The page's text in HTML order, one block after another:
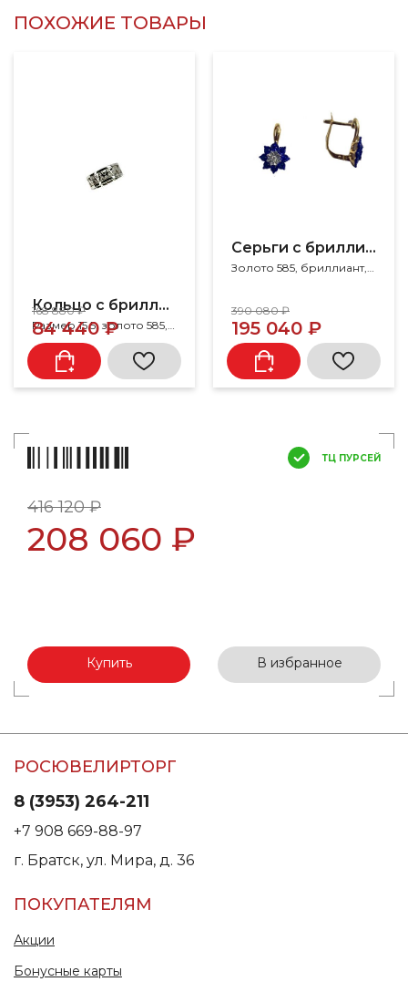
ПОХОЖИЕ ТОВАРЫ
Кольцо с бриллиантами
Размер 15.5, золото 585, бриллиант
168 880 ₽
84 440 ₽
Серьги с бриллиантами
390 080 ₽
195 040 ₽
ТЦ ПУРСЕЙ
416 120 ₽
208 060 ₽
Купить В избранное
РОСЮВЕЛИРТОРГ
8 (3953) 264-211
+7 908 669-88-97
г. Братск, ул. Мира, д. 36
ПОКУПАТЕЛЯМ
Акции
Бонусные карты